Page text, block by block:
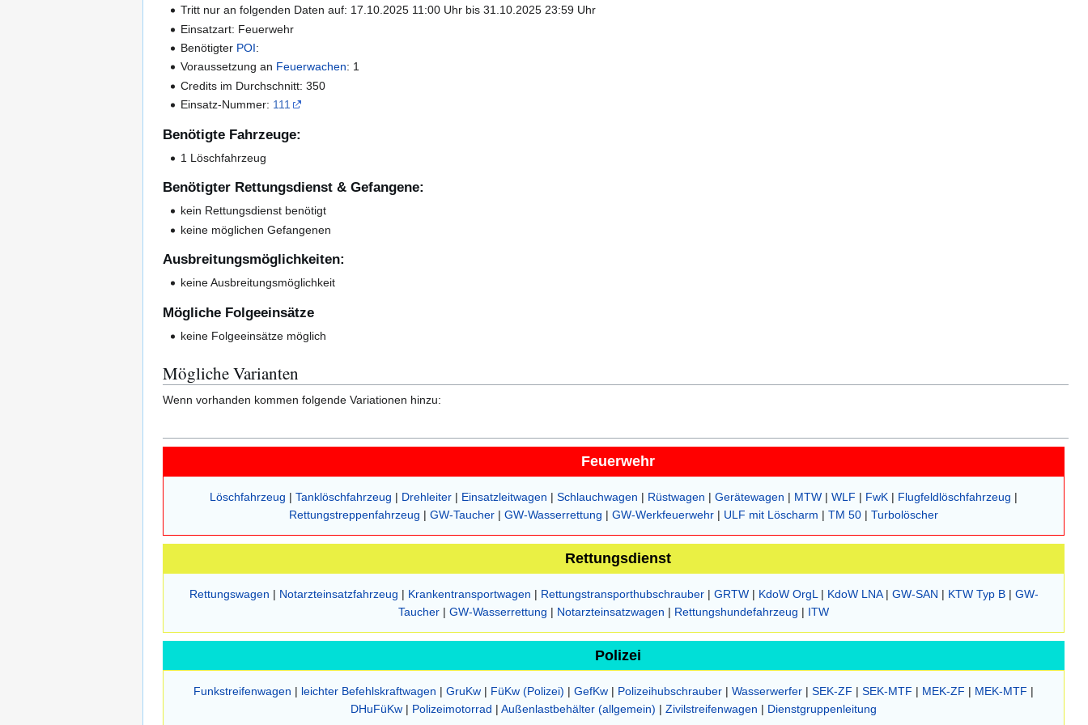
Tritt nur an folgenden Daten auf: 17.10.2025 11:00 Uhr bis 31.10.2025 23:59 Uhr
Einsatzart: Feuerwehr
Benötigter POI:
Voraussetzung an Feuerwachen: 1
Credits im Durchschnitt: 350
Einsatz-Nummer: 111
Benötigte Fahrzeuge:
1 Löschfahrzeug
Benötigter Rettungsdienst & Gefangene:
kein Rettungsdienst benötigt
keine möglichen Gefangenen
Ausbreitungsmöglichkeiten:
keine Ausbreitungsmöglichkeit
Mögliche Folgeeinsätze
keine Folgeeinsätze möglich
Mögliche Varianten
Wenn vorhanden kommen folgende Variationen hinzu:
Feuerwehr
Löschfahrzeug | Tanklöschfahrzeug | Drehleiter | Einsatzleitwagen | Schlauchwagen | Rüstwagen | Gerätewagen | MTW | WLF | FwK | Flugfeldlöschfahrzeug |
Rettungstreppenfahrzeug | GW-Taucher | GW-Wasserrettung | GW-Werkfeuerwehr | ULF mit Löscharm | TM 50 | Turbolöscher
Rettungsdienst
Rettungswagen | Notarzteinsatzfahrzeug | Krankentransportwagen | Rettungstransporthubschrauber| GRTW| KdoW OrgL | KdoW LNA| GW-SAN | KTW Typ B| GW-
Taucher | GW-Wasserrettung | Notarzteinsatzwagen | Rettungshundefahrzeug | ITW
Polizei
Funkstreifenwagen | leichter Befehlskraftwagen | GruKw | FüKw (Polizei) | GefKw | Polizeihubschrauber | Wasserwerfer | SEK-ZF | SEK-MTF | MEK-ZF | MEK-MTF |
DHuFüKw | Polizeimotorrad | Außenlastbehälter (allgemein) | Zivilstreifenwagen | Dienstgruppenleitung